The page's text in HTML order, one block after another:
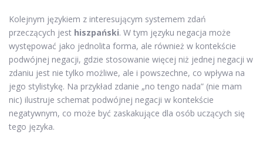
Kolejnym językiem z interesującym systemem zdań
przeczących jest hiszpański. W tym języku negacja może
występować jako jednolita forma, ale również w kontekście
podwójnej negacji, gdzie stosowanie więcej niż jednej negacji w
zdaniu jest nie tylko możliwe, ale i powszechne, co wpływa na
jego stylistykę. Na przykład zdanie „no tengo nada” (nie mam
nic) ilustruje schemat podwójnej negacji w kontekście
negatywnym, co może być zaskakujące dla osób uczących się
tego języka.